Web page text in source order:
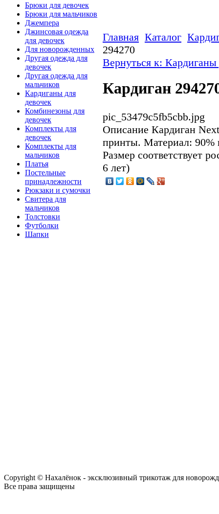
Брюки для девочек
Брюки для мальчиков
Джемпера
Джинсовая одежда
для девочек
Для новорожденных
Другая одежда для
девочек
Другая одежда для
мальчиков
Кардиганы для
девочек
Комбинезоны для
девочек
Комплекты для
девочек
Комплекты для
мальчиков
Платья
Постельные
принадлежности
Рюкзаки и сумочки
Свитера для
мальчиков
Толстовки
Футболки
Шапки
Главная Каталог
294270
Вернуться к: Кардиганы
Кардиган
pic_53479c5fb5cbb.jpg
Описание Кардиган
принты. Материал: 90%
Размер соответствует
6 лет)
Copyright © Нахалёнок - эксклюзивный трикотаж для
Все права защищены